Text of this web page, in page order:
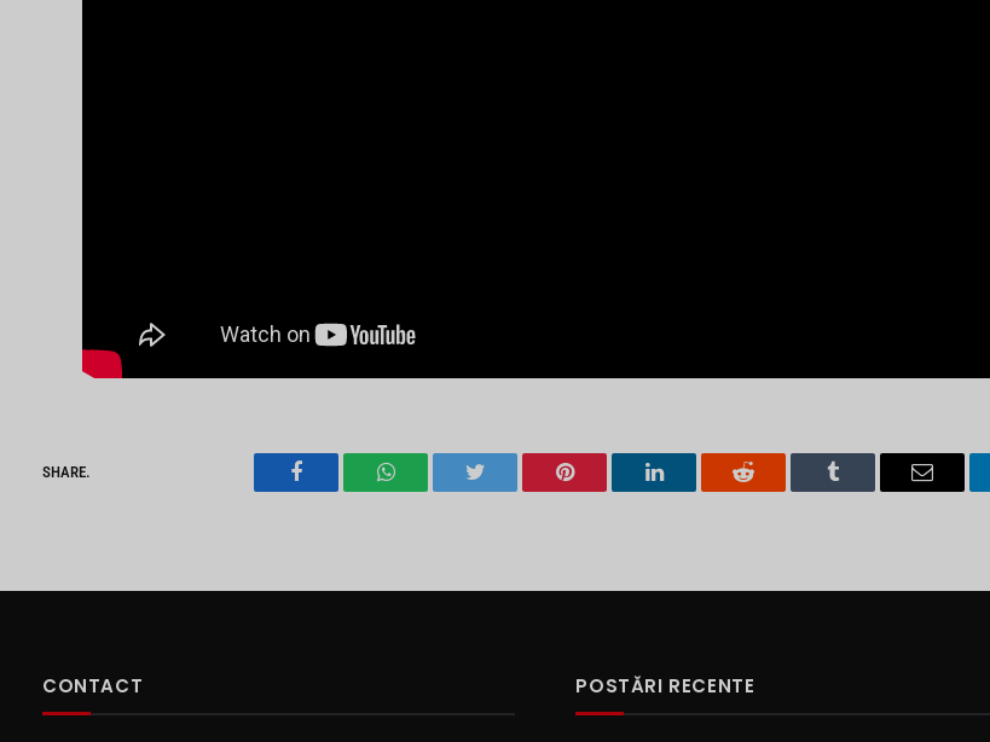
SHARE.
Facebook WhatsAppTwitter Pinterest LinkedIn Reddit Tumblr Email
CONTACT POSTĂRI RECENTE